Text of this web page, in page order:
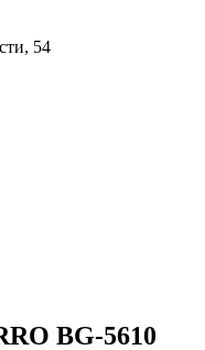
54
BG-5610